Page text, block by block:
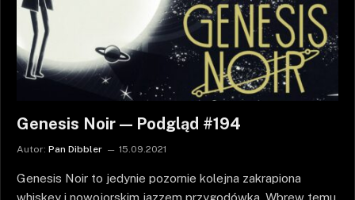
Genesis Noir — Podgląd #194
Autor: Pan Dibbler 15.09.2021
Genesis Noir to jedynie pozornie kolejna zakrapiona
whiskey i nowojorskim jazzem przygodówka. Wbrew temu